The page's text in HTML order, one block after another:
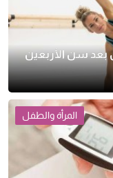
بعد سن الأربعين
المرأة والطفل